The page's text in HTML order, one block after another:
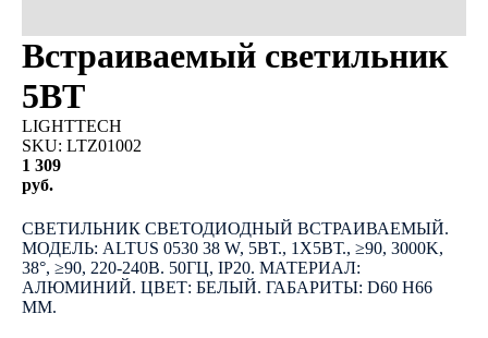
Встраиваемый светильник
5ВТ
LIGHTTECH
SKU: LTZ01002
1 309
руб.
СВЕТИЛЬНИК СВЕТОДИОДНЫЙ ВСТРАИВАЕМЫЙ.
МОДЕЛЬ: ALTUS 0530 38 W, 5ВТ., 1Х5ВТ., ≥90, 3000K,
38°, ≥90, 220-240В. 50ГЦ, IP20. МАТЕРИАЛ:
АЛЮМИНИЙ. ЦВЕТ: БЕЛЫЙ. ГАБАРИТЫ: D60 H66
ММ.